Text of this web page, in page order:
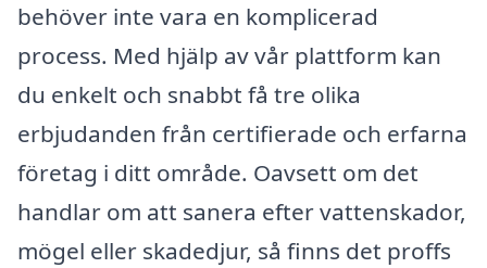
behöver inte vara en komplicerad
process. Med hjälp av vår plattform kan
du enkelt och snabbt få tre olika
erbjudanden från certifierade och erfarna
företag i ditt område. Oavsett om det
handlar om att sanera efter vattenskador,
mögel eller skadedjur, så finns det proffs